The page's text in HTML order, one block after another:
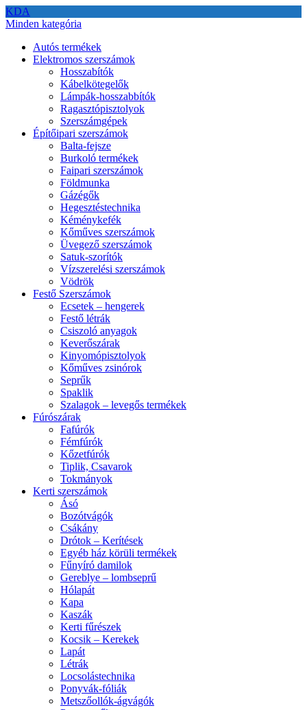
KDA
Minden kategória
Autós termékek
Elektromos szerszámok
Hosszabítók
Kábelkötegelők
Lámpák-hosszabbítók
Ragasztópisztolyok
Szerszámgépek
Építőipari szerszámok
Balta-fejsze
Burkoló termékek
Faipari szerszámok
Földmunka
Gázégők
Hegesztéstechnika
Kéménykefék
Kőműves szerszámok
Üvegező szerszámok
Satuk-szorítók
Vízszerelési szerszámok
Vödrök
Festő Szerszámok
Ecsetek – hengerek
Festő létrák
Csiszoló anyagok
Keverőszárak
Kinyomópisztolyok
Kőműves zsinórok
Seprűk
Spaklik
Szalagok – levegős termékek
Fúrószárak
Fafúrók
Fémfúrók
Kőzetfúrók
Tiplik, Csavarok
Tokmányok
Kerti szerszámok
Ásó
Bozótvágók
Csákány
Drótok – Kerítések
Egyéb ház körüli termékek
Fűnyíró damilok
Gereblye – lombseprű
Hólapát
Kapa
Kaszák
Kerti fűrészek
Kocsik – Kerekek
Lapát
Létrák
Locsolástechnika
Ponyvák-fóliák
Metszőollók-ágvágók